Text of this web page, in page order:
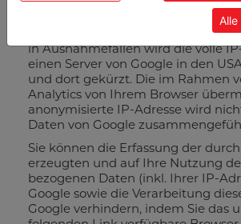
anderen Vertragsstaaten des
den Europäischen
in Ausnahmefällen wird die volle
einen Server von Google in den
und dort gekürzt. Die im Rahmen
Analytics von Ihrem Browser
anonymisierte IP-Adresse wird
Daten von Google
Sie können die Erfassung der
erzeugten und auf Ihre Nutzung
bezogenen Daten (inkl. Ihrer IP-
Google sowie die Verarbeitung
Google verhindern, indem Sie das
Alle